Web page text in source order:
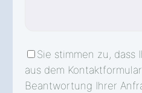
Sie stimmen zu, dass
aus dem
Beantwortung Ihrer